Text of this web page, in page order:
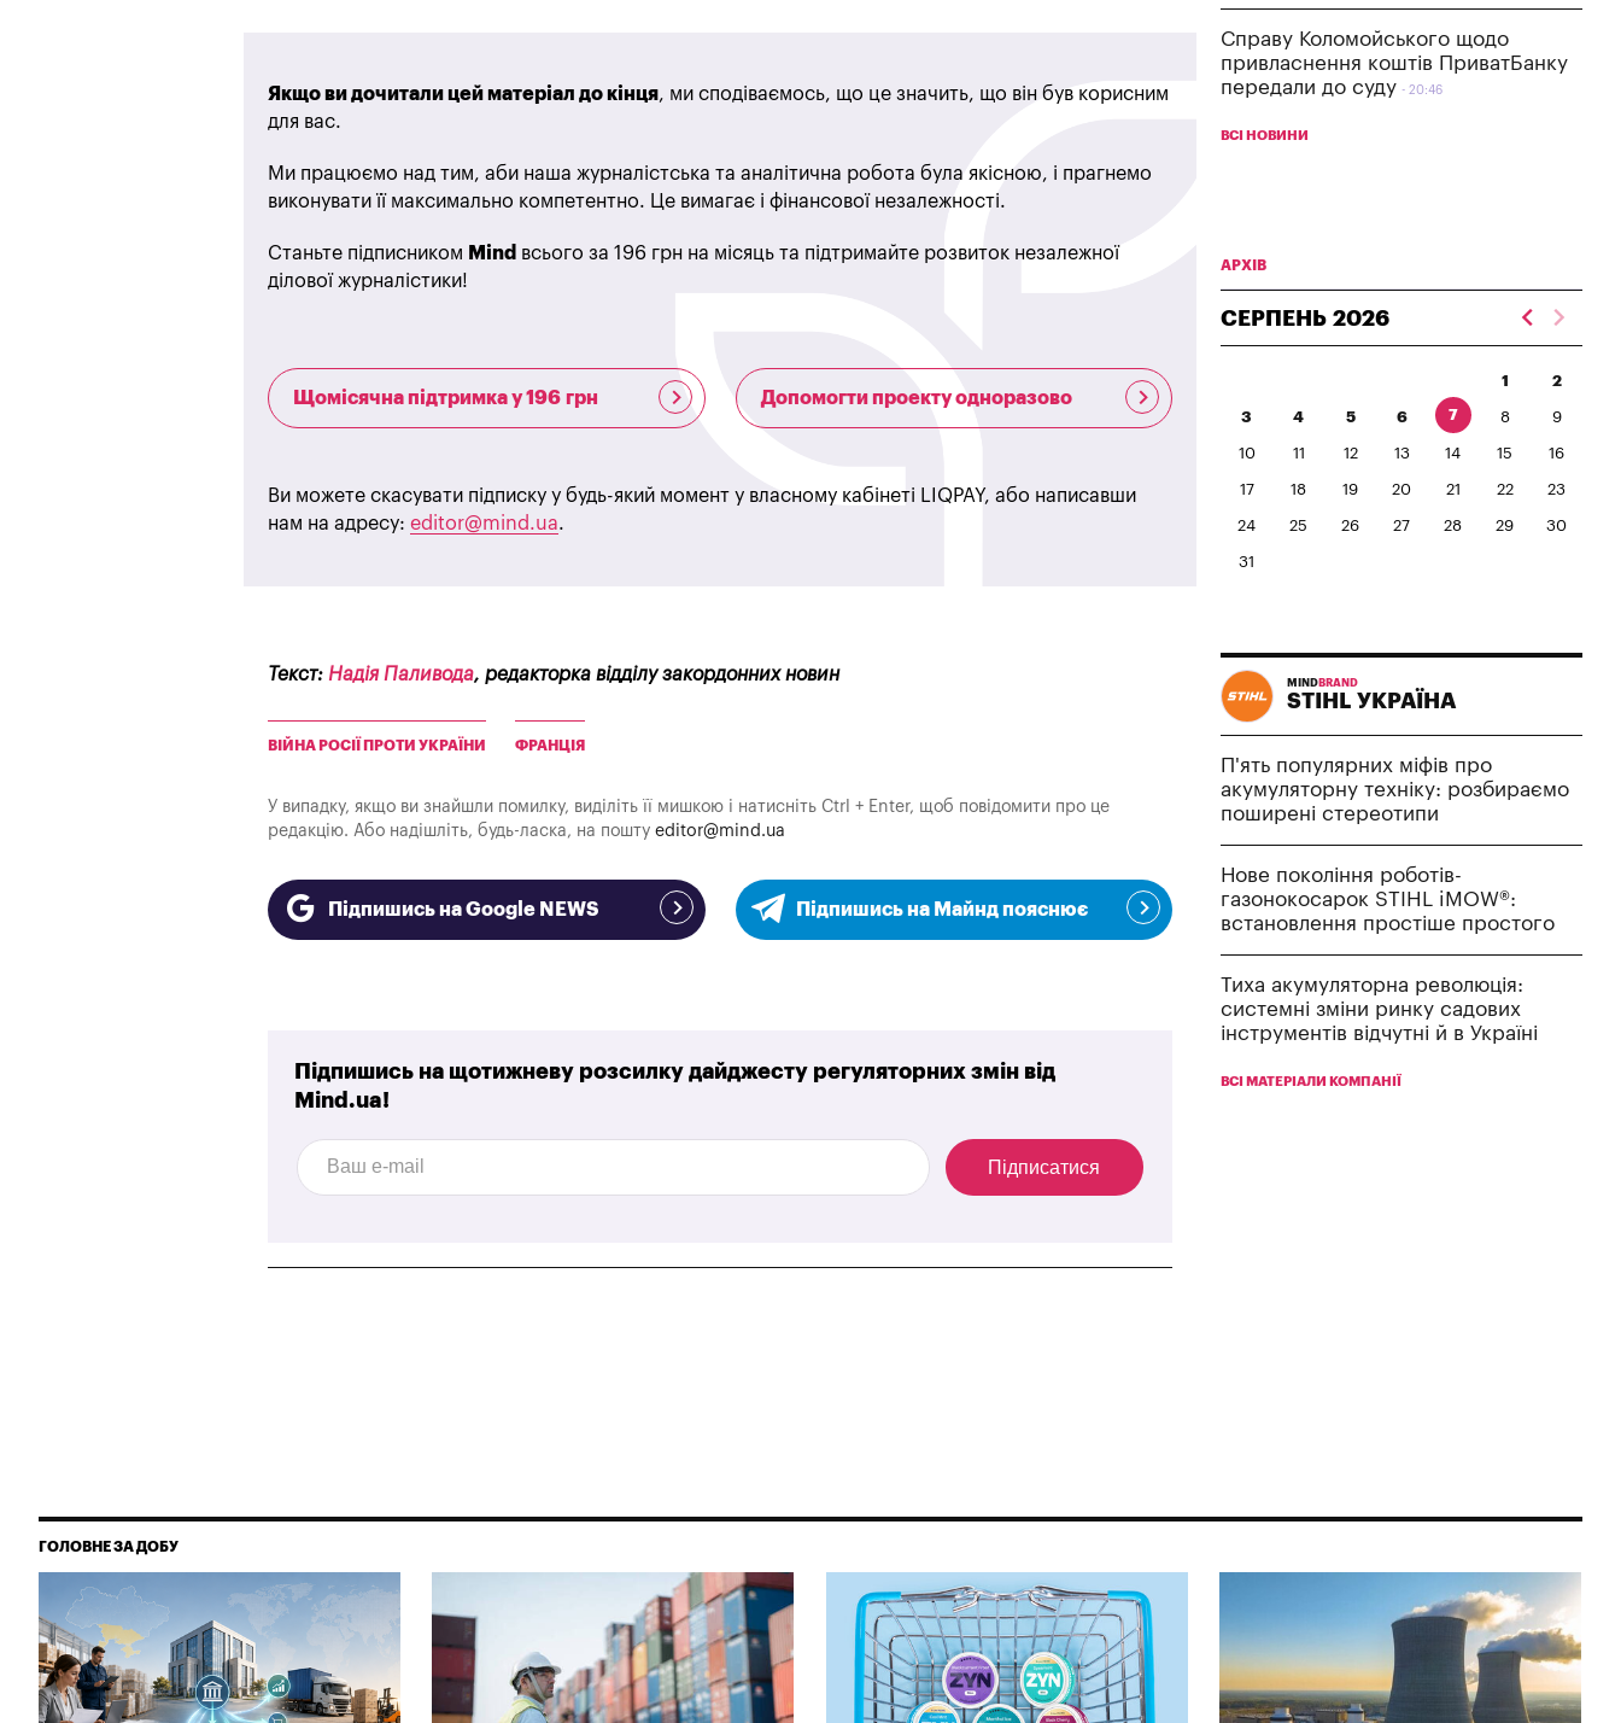
Якщо ви дочитали цей матеріал до кінця, ми сподіваємось, що це значить, що він був корисним
для вас.
Ми працюємо над тим, аби наша журналістська та аналітична робота була якісною, і прагнемо
виконувати її максимально компетентно. Це вимагає і фінансової незалежності.
Станьте підписником Mind всього за 196 грн на місяць та підтримайте розвиток незалежної
ділової журналістики!
Щомісячна підтримка у 196 грн Допомогти проекту одноразово
Ви можете скасувати підписку у будь-який момент у власному кабінеті LIQPAY, або написавши
нам на адресу: editor@mind.ua.
Текст: Надія Паливода, редакторка відділу закордонних новин
ВІЙНА РОСІЇ ПРОТИ УКРАЇНИ ФРАНЦІЯ
У випадку, якщо ви знайшли помилку, виділіть її мишкою і натисніть Ctrl + Enter, щоб повідомити про це
редакцію. Або надішліть, будь-ласка, на пошту editor@mind.ua
Підпишись на Google NEWS Підпишись на Майнд пояснює
Підпишись на щотижневу розсилку дайджесту регуляторних змін від
Mind.ua!
Підписатися
Справу Коломойського щодо
привласнення коштів ПриватБанку
передали до суду
20:46
ВСІ НОВИНИ
АРХІВ
СЕРПЕНЬ 2026
1 2
3 4 5 6 7 8 9
10 11 12 13 14 15 16
17 18 19 20 21 22 23
24 25 26 27 28 29 30
31
MIND BRAND
STIHL УКРАЇНА
П'ять популярних міфів про
акумуляторну техніку: розбираємо
поширені стереотипи
Нове покоління роботів-
газонокосарок STIHL iMOW®:
встановлення простіше простого
Тиха акумуляторна революція:
системні зміни ринку садових
інструментів відчутні й в Україні
ВСІ МАТЕРІАЛИ КОМПАНІЇ
ГОЛОВНЕ ЗА ДОБУ